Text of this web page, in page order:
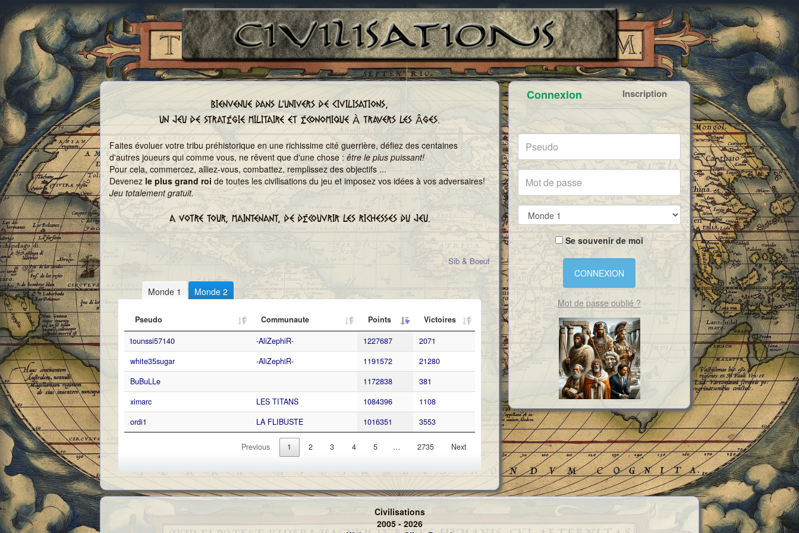
BIENVENUE DANS L'UNIVERS DE CIVILISATIONS,
UN JEU DE STRATÉGIE MILITAIRE ET ÉCONOMIQUE À TRAVERS LES ÂGES.
Faites évoluer votre tribu préhistorique en une richissime cité guerrière, défiez des centaines
d'autres joueurs qui comme vous, ne rêvent que d'une chose : être le plus puissant!
Pour cela, commercez, alliez-vous, combattez, remplissez des objectifs ...
Devenez le plus grand roi de toutes les civilisations du jeu et imposez vos idées à vos adversaires!
Jeu totalement gratuit.
A VOTRE TOUR, MAINTENANT, DE DÉCOUVRIR LES RICHESSES DU JEU.
Sib & Boeuf
Monde 1 Monde 2
Pseudo Communaute Points
Victoires
tounssi57140
-AliZephiR- 1227687
2071
white35sugar
-AliZephiR- 1191572
21280
BuBuLLe
1172838
381
ximarc
LES TITANS 1084396
1108
ordi1
LA FLIBUSTE 1016351 3553
Previous 1 2 3 4 5 … 2735 Next
Connexion Inscription
Se souvenir de moi
Mot de passe oublié ?
Civilisations
2005 - 2026